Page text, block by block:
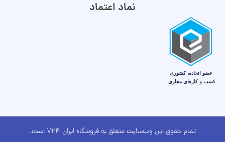
نماد اعتماد
تمام حقوق این وب‌سایت متعلق به فروشگاه ایران 724 است.